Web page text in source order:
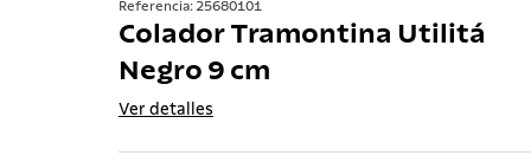
Referencia: 25680101
Colador Tramontina Utilitá
Negro 9 cm
Ver detalles